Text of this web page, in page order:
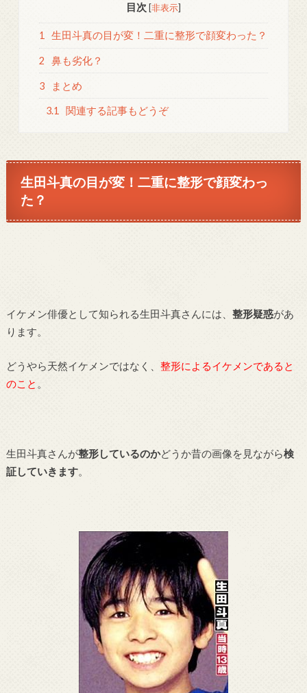
目次 [非表示]
1 生田斗真の目が変！二重に整形で顔変わった？
2 鼻も劣化？
3 まとめ
3.1 関連する記事もどうぞ
生田斗真の目が変！二重に整形で顔変わっ
た？
イケメン俳優として知られる生田斗真さんには、 整形疑惑があ
ります。
どうやら天然イケメンではなく、 整形によるイケメンであると
のこと 。
生田斗真さんが整形しているのかどうか昔の画像を見ながら検
証していきます。